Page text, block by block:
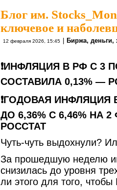
Блог им.
ключевое и
12 февраля 2026, 15:45 | Биржа, деньги,
❗️ИНФЛЯЦИЯ В РФ С 3
СОСТАВИЛА 0,13% —
❗️ГОДОВАЯ
ДО 6,36% С 6,46% НА
РОССТАТ
Чуть-чуть выдохнули?
За прошедшую неделю
снизилась до уровня
ли этого для того,